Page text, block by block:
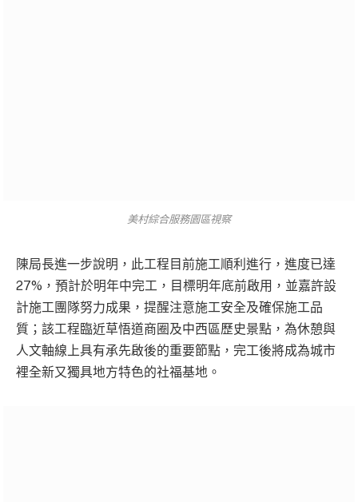
美村綜合服務園區視察
陳局長進一步說明，此工程目前施工順利進行，進度已達
27%，預計於明年中完工，目標明年底前啟用，並嘉許設
計施工團隊努力成果，提醒注意施工安全及確保施工品
質；該工程臨近草悟道商圈及中西區歷史景點，為休憩與
人文軸線上具有承先啟後的重要節點，完工後將成為城市
裡全新又獨具地方特色的社福基地。